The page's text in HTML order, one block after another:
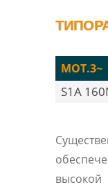
MOT.3~
S1A
высокой